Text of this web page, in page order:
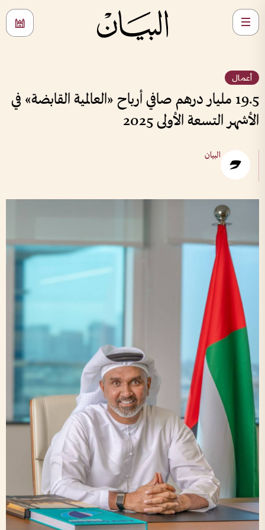
أعمال
19.5 مليار درهم صافي أرباح «العالمية القابضة» في
الأشهر التسعة الأولى 2025
البيان